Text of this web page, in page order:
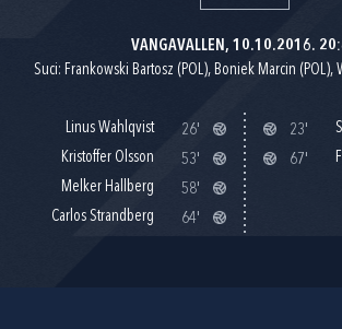
VANGAVALLEN, 10.10.2016.
Suci: Frankowski Bartosz (POL), Boniek Marcin (POL),
Linus Wahlqvist
26'
Kristoffer Olsson
53'
Melker Hallberg
58'
Carlos Strandberg
64'
23'
67'